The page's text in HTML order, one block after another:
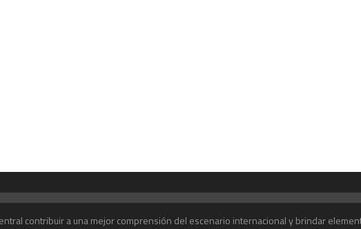
contribuir a una mejor comprensión del escenario internacional y brindar